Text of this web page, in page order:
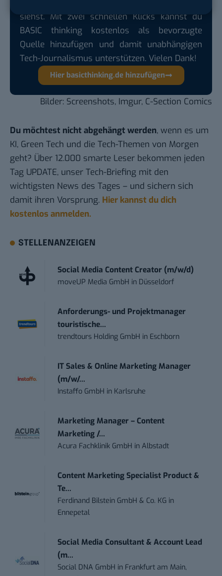
siehst. Mit zwei schnellen Klicks kannst du
BASIC thinking kostenlos als bevorzugte
Quelle hinzufügen und damit unabhängigen
Tech-Journalismus unterstützen. Vielen Dank!
Hier basicthinking.de hinzufügen
Bilder: Screenshots, Imgur, C-Section Comics
Du möchtest nicht abgehängt werden, wenn es um
KI, Green Tech und die Tech-Themen von Morgen
geht? Über 12.000 smarte Leser bekommen jeden
Tag UPDATE, unser Tech-Briefing mit den
wichtigsten News des Tages – und sichern sich
damit ihren Vorsprung. Hier kannst du dich
kostenlos anmelden.
STELLENANZEIGEN
Social Media Content Creator (m/w/d)
moveUP Media GmbH in Düsseldorf
Anforderungs- und Projektmanager
touristische...
trendtours Holding GmbH in Eschborn
IT Sales & Online Marketing Manager
(m/w/...
Instaffo GmbH in Karlsruhe
Marketing Manager – Content
Marketing /...
Acura Fachklinik GmbH inAlbstadt
Content Marketing Specialist Product &
Te...
Ferdinand Bilstein GmbH & Co. KG in
Ennepetal
Social Media Consultant & Account Lead
(m...
Social DNA GmbH in Frankfurt am Main,